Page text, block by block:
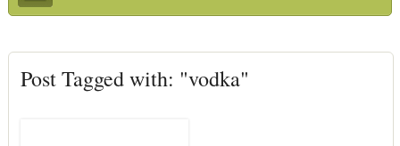
Post Tagged with: "vodka"